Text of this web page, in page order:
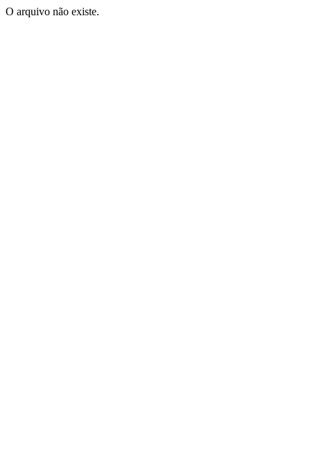
O arquivo não existe.